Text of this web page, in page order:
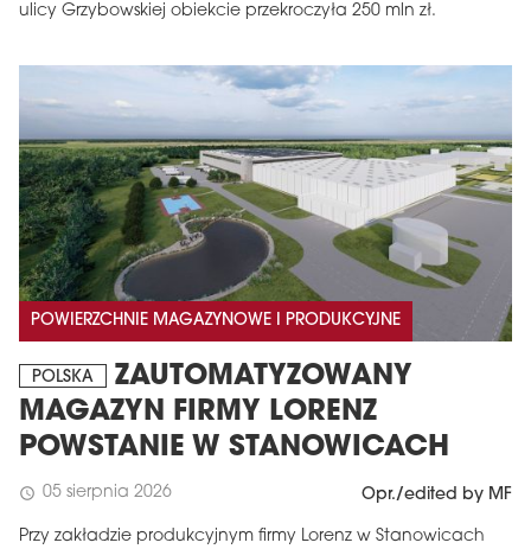
ulicy Grzybowskiej obiekcie przekroczyła 250 mln zł.
POWIERZCHNIE MAGAZYNOWE I PRODUKCYJNE
POLSKA
ZAUTOMATYZOWANY
MAGAZYN FIRMY LORENZ
POWSTANIE W STANOWICACH
schedule 05 sierpnia 2026 Opr./edited by MF
Przy zakładzie produkcyjnym firmy Lorenz w Stanowicach